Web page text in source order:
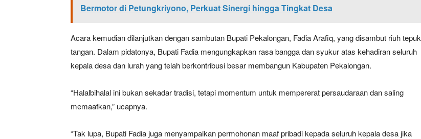
Bermotor di Petungkriyono, Perkuat Sinergi hingga Tingkat Desa
Acara kemudian dilanjutkan dengan sambutan Bupati Pekalongan, Fadia Arafiq, yang disambut riuh tepuk
tangan. Dalam pidatonya, Bupati Fadia mengungkapkan rasa bangga dan syukur atas kehadiran seluruh
kepala desa dan lurah yang telah berkontribusi besar membangun Kabupaten Pekalongan.
“Halalbihalal ini bukan sekadar tradisi, tetapi momentum untuk mempererat persaudaraan dan saling
memaafkan,” ucapnya.
“Tak lupa, Bupati Fadia juga menyampaikan permohonan maaf pribadi kepada seluruh kepala desa jika